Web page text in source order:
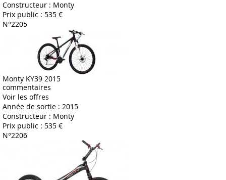
Constructeur : Monty
Prix public : 535 €
N°2205
Monty KY39 2015
commentaires
Voir les offres
Année de sortie : 2015
Constructeur : Monty
Prix public : 535 €
N°2206